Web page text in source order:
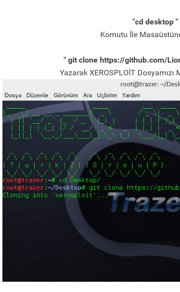
"cd desktop "
Komutu İle
" git clone https://github.com/
Yazarak XEROSPLOİT